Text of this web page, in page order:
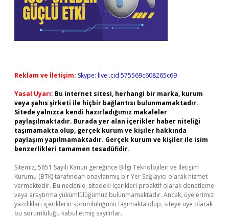
Reklam ve İletişim: Skype: live:.cid.575569c608265c69
Yasal Uyarı: Bu internet sitesi, herhangi bir marka, kurum
veya şahıs şirketi ile hiçbir bağlantısı bulunmamaktadır.
Sitede yalnızca kendi hazırladığımız makaleler
paylaşılmaktadır. Burada yer alan içerikler haber niteliği
taşımamakta olup, gerçek kurum ve kişiler hakkında
paylaşım yapılmamaktadır. Gerçek kurum ve kişiler ile isim
benzerlikleri tamamen tesadüfidir.
Sitemiz, 5651 Sayılı Kanun gereğince Bilgi Teknolojileri ve İletişim
Kurumu (BTK) tarafından onaylanmış bir Yer Sağlayıcı olarak hizmet
vermektedir. Bu nedenle, sitedeki içerikleri proaktif olarak denetleme
veya araştırma yükümlülüğümüz bulunmamaktadır. Ancak, üyelerimiz
yazdıkları içeriklerin sorumluluğunu taşımakta olup, siteye üye olarak
bu sorumluluğu kabul etmiş sayılırlar.